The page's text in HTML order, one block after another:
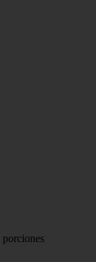
porciones